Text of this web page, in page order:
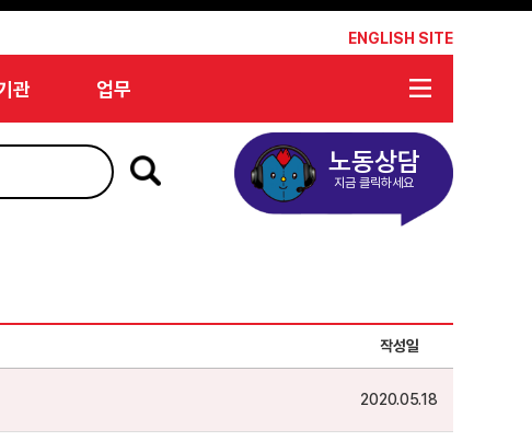
ENGLISH SITE
관 업무
노동상담
지금 클릭하세요
작성일
2020.05.18